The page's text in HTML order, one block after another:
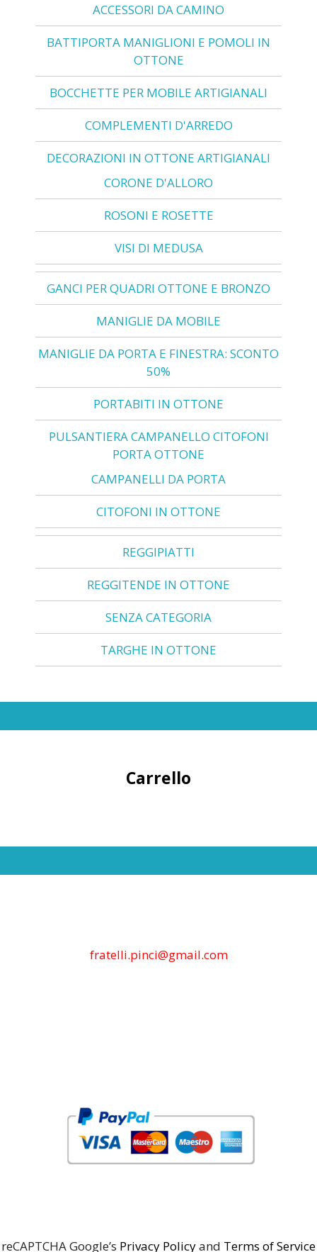
ACCESSORI DA CAMINO
BATTIPORTA MANIGLIONI E POMOLI IN
OTTONE
BOCCHETTE PER MOBILE ARTIGIANALI
COMPLEMENTI D'ARREDO
DECORAZIONI IN OTTONE ARTIGIANALI
CORONE D'ALLORO
ROSONI E ROSETTE
VISI DI MEDUSA
GANCI PER QUADRI OTTONE E BRONZO
MANIGLIE DA MOBILE
MANIGLIE DA PORTA E FINESTRA: SCONTO
50%
PORTABITI IN OTTONE
PULSANTIERA CAMPANELLO CITOFONI
PORTA OTTONE
CAMPANELLI DA PORTA
CITOFONI IN OTTONE
REGGIPIATTI
REGGITENDE IN OTTONE
SENZA CATEGORIA
TARGHE IN OTTONE
Carrello
fratelli.pinci@gmail.com
reCAPTCHA Google’s Privacy Policyand Terms of Service